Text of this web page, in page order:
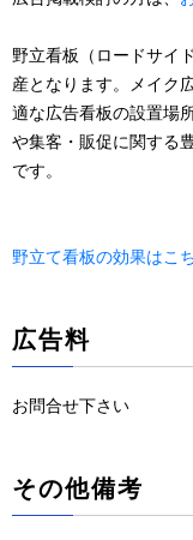
野立看板（ロードサイ
産となります。メイク
適な広告看板の設置場
や集客・販促に関する
です。
野立て看板の効果はこ
広告料
お問合せ下さい
その他備考